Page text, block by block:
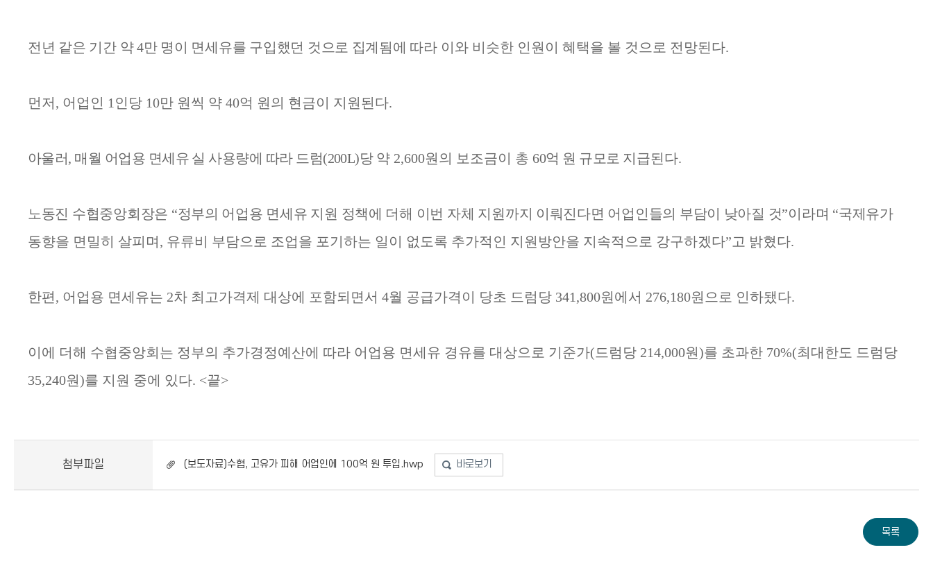
전년 같은 기간 약4만 명이 면세유를 구입했던 것으로 집계됨에 따라 이와 비슷한 인원이 혜택을 볼 것으로 전망된다.
먼저 , 어업인 1 인당 10만 원씩 약 40억 원의 현금이 지원된다.
아울러, 매월 어업용 면세유 실 사용량에 따라 드럼(200L)당 약 2,600원의 보조금이 총 60억 원 규모로 지급된다.
노동진 수협중앙회장은 “정부의 어업용 면세유 지원 정책에 더해 이번 자체 지원까지 이뤄진다면 어업인들의 부담이 낮아질 것”이라며 “국제 유가
동향을 면밀히 살피며 , 유류비 부담으로 조업을 포기하는 일이 없도록 추가적인 지원방안을 지속적으로 강구하겠다”고 밝혔다.
한편 , 어업용 면세유는 2차 최고가격제 대상에 포함되면서 4월 공급가격이 당초 드럼당 341,800원에서 276,180원으로 인하됐다.
이에 더해 수협중앙회는 정부의 추가경정예산에 따라 어업용 면세유 경유를 대상으로 기준가(드럼당 214,000원)를 초과한 70%(최대한도 드럼당
35,240원)를 지원 중에 있다. <끝>
첨부파일 (보도자료)수협, 고유가 피해 어업인에 100억 원 투입.hwp 바로보기